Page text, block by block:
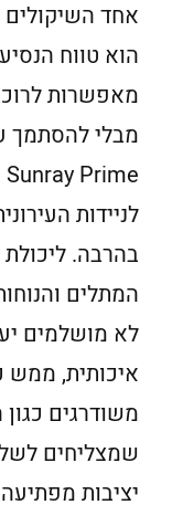
אחד
הוא טווח
מאפשרות
מבלי להסתמך
לניידות
בהרבה.
המתלים
לא מושלמים
איכותית, ממש
שמצליחים
יציבות